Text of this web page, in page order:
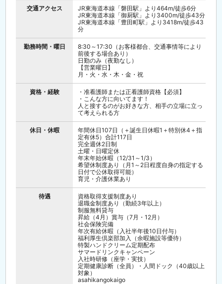
の仕事の良さの一つでもあります。
【1日の流れ（日によって変動あり）】
8:30 各事業所へ出社後、朝礼・事業所出発
9:00～12:00 午前3件程度サービス提供（移動
含む）
12:00 休憩（1時間）
13:00～17:00 午後4件程度サービス提供
17:00 帰社、使用した備品の片づけ・補充等
17:30 退社
日変わります。
交通アクセス
JR東海道本線「磐田駅」より464m/徒歩6分
JR東海道本線「御厨駅」より3400m/徒歩43分
JR東海道本線「豊田町駅」より3418m/徒歩43
分
勤務時間・曜日
8:30～17:30（お客様都合、交通事情等により
前後する場合あり）
日勤のみ（夜勤なし）
【営業曜日】
月・火・水・木・金・祝
資格・経験
・准看護師または正看護師資格【必須】
・こんな方に向いてます！
人と接するのがお好きな方、相手の立場に立っ
て考えられる方
休日・休暇
年間休日107日（＋誕生日休暇1＋特別休4＋指
定有休5）合計117日
完全週休2日制
土曜・日曜定休
年末年始休暇（12/31～1/3）
希望休制度あり（月1～2日程度自身の指定する
日付で公休取得可能）
育児・介護休業あり
待遇
資格取得支援制度あり
退職金制度あり（勤続3年以上）
制服無料貸与
昇給（4月）賞与（7月・12月）
社会保険完備
年次有給休暇（入社半年後10日付与）
福利厚生倶楽部加入（余暇施設等優待）
特製ハンドクリーム定期配布
サマードリンクキャンペーン
入社時研修（座学・実技）
定期健康診断（全員）・人間ドック（40歳以上
対象）
asahikangokaigo